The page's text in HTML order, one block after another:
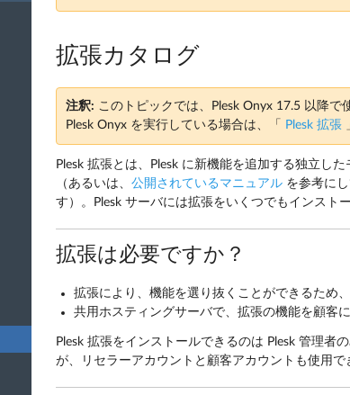
拡張カタログ
注釈: このトピックでは、Plesk Onyx 17.5 以降
Plesk Onyx を実行している場合は、「
Plesk 拡張
Plesk 拡張とは、Plesk に新機能を追加する独立し
（あるいは、 公開されているマニュアル を参考に
す）。Plesk サーバには拡張をいくつでもインスト
拡張は必要ですか？
拡張により、機能を選り抜くことができるため
共用ホスティングサーバで、拡張の機能を顧客
Plesk 拡張をインストールできるのは Plesk 管理者
が、リセラーアカウントと顧客アカウントも使用で